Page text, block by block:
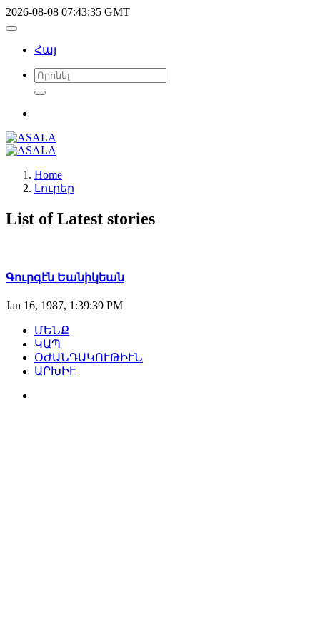
2026-08-08 07:43:35 GMT
Հայ
Home
Լուրեր
List of Latest stories
Գուրգէն Եանիկեան
Jan 16, 1987, 1:39:39 PM
ՄԵՆՔ
ԿԱՊ
ՕԺԱՆԴԱԿՈՒԹԻՒՆ
ԱՐԽԻՒ